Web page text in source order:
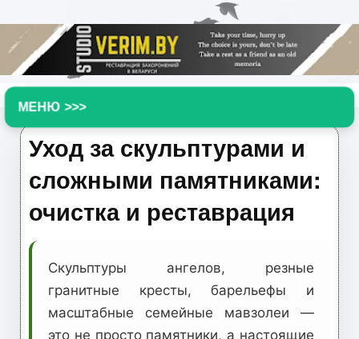
Уход за скульптурами и
сложными памятниками:
очистка и реставрация
Скульптуры ангелов, резные
гранитные кресты, барельефы и
масштабные семейные мавзолеи —
это не просто памятники, а настоящие